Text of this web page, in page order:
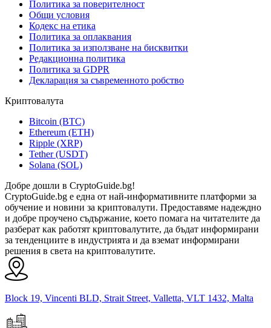
Политика за поверителност
Общи условия
Кодекс на етика
Политика за оплаквания
Политика за използване на бисквитки
Редакционна политика
Политика за GDPR
Декларация за съвременното робство
Криптовалута
Bitcoin (BTC)
Ethereum (ETH)
Ripple (XRP)
Tether (USDT)
Solana (SOL)
Добре дошли в CryptoGuide.bg!
CryptoGuide.bg е една от най-информативните платформи за
обучение и новини за криптовалути. Предоставяме надеждно
и добре проучено съдържание, което помага на читателите да
разберат как работят криптовалутите, да бъдат информирани
за тенденциите в индустрията и да вземат информирани
решения в света на криптовалутите.
Block 19, Vincenti BLD, Strait Street, Valletta, VLT 1432, Malta